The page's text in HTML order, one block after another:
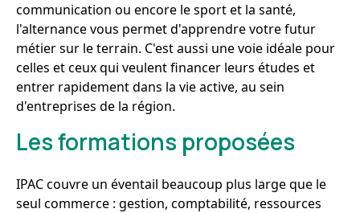
communication ou encore le sport et la santé,
l'alternance vous permet d'apprendre votre futur
métier sur le terrain. C'est aussi une voie idéale pour
celles et ceux qui veulent financer leurs études et
entrer rapidement dans la vie active, au sein
d'entreprises de la région.
Les formations proposées
IPAC couvre un éventail beaucoup plus large que le
seul commerce : gestion, comptabilité, ressources